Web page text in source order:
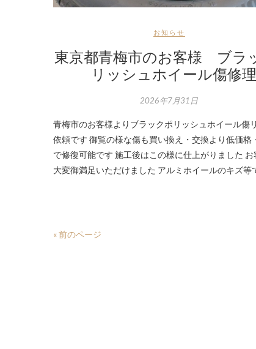
お知らせ
東京都青梅市のお客様 ブラ
リッシュホイール傷修理
2026年7月31日
青梅市のお客様よりブラックポリッシュホイール傷
依頼です 御覧の様な傷も買い換え・交換より低価格
で修復可能です 施工後はこの様に仕上がりました お
大変御満足いただけました アルミホイールのキズ等
« 前のページ